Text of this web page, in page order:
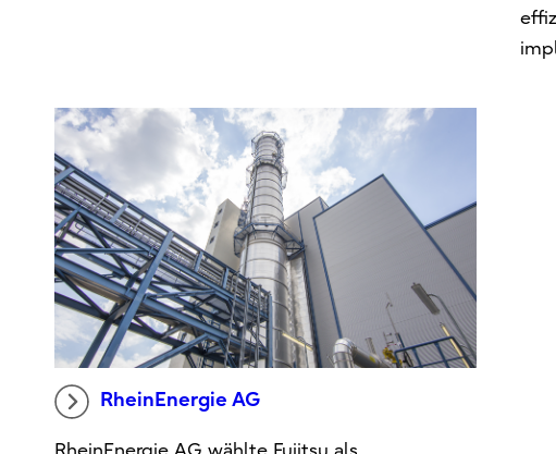
RheinEnergie AG